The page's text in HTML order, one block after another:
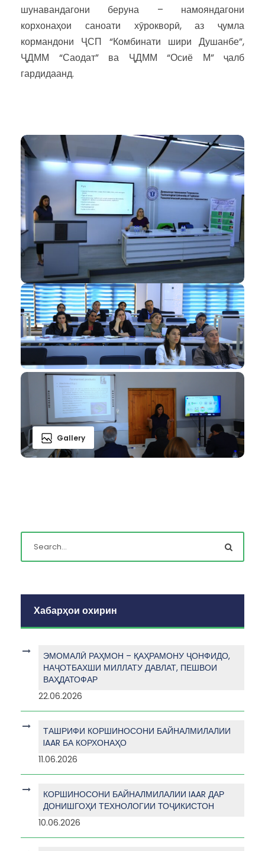
шунавандагони беруна – намояндагони
корхонаҳои саноати хӯрокворӣ, аз ҷумла
кормандони ҶСП “Комбинати шири Душанбе”,
ҶДММ “Саодат” ва ҶДММ “Осиё М” ҷалб
гардидаанд.
Gallery
Хабарҳои охирин
ЭМОМАЛӢ РАҲМОН – ҚАҲРАМОНУ ҶОНФИДО,
НАҶОТБАХШИ МИЛЛАТУ ДАВЛАТ, ПЕШВОИ
ВАҲДАТОФАР
22.06.2026
ТАШРИФИ КОРШИНОСОНИ БАЙНАЛМИЛАЛИИ
IAAR БА КОРХОНАҲО
11.06.2026
КОРШИНОСОНИ БАЙНАЛМИЛАЛИИ IAAR ДАР
ДОНИШГОҲИ ТЕХНОЛОГИИ ТОҶИКИСТОН
10.06.2026